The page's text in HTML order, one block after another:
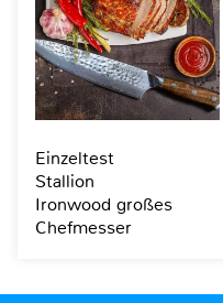
Einzeltest
Stallion
Ironwood großes
Chefmesser